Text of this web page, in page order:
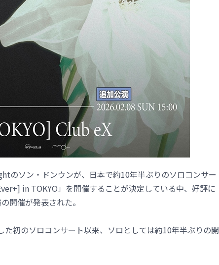
のソン・ドンウンが、日本で約10年半ぶりのソロコンサー
in TOKYO」を開催することが決定している中、好評に
開催が発表された。
初のソロコンサート以来、ソロとしては約10年半ぶりの開